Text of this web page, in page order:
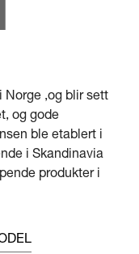
Norge ,og blir sett
og gode
ble etablert i
i Skandinavia
produkter i